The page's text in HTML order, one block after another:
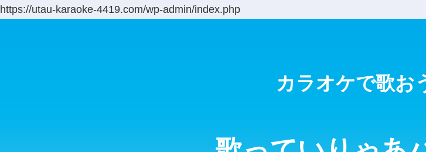
https://utau-karaoke-4419.com/wp-admin/index.php
カラオケで歌お